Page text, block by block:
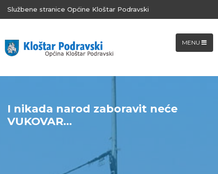
Službene stranice Općine Kloštar Podravski
MENU
I nikada narod zaboravit neće
VUKOVAR...